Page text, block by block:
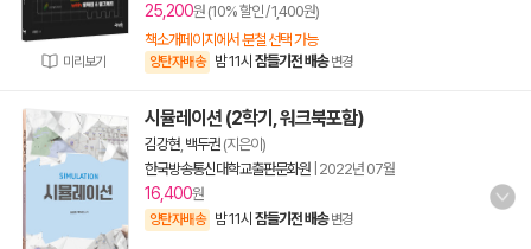
미리보기
25,200원 (10% 할인 / 1,400원)
책소개페이지에서 분철 선택 가능
양탄자배송 밤 11시 잠들기전 배송 변경
시뮬레이션 (2학기, 워크북포함)
김강현 백두권 (지은이)
한국방송통신대학교출판문화원 2022년 07월
16,400원
양탄자배송 밤 11시 잠들기전 배송 변경